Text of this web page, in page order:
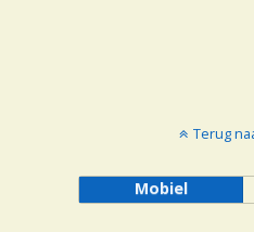
Terug
Mobiel